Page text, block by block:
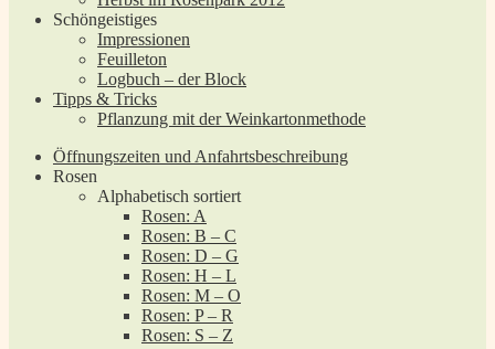
Schöngeistiges
Impressionen
Feuilleton
Logbuch – der Block
Tipps & Tricks
Pflanzung mit der Weinkartonmethode
Öffnungszeiten und Anfahrtsbeschreibung
Rosen
Alphabetisch sortiert
Rosen: A
Rosen: B – C
Rosen: D – G
Rosen: H – L
Rosen: M – O
Rosen: P – R
Rosen: S – Z